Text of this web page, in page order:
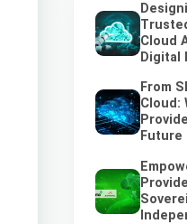
Cloud
Digital
From
Cloud:
Future